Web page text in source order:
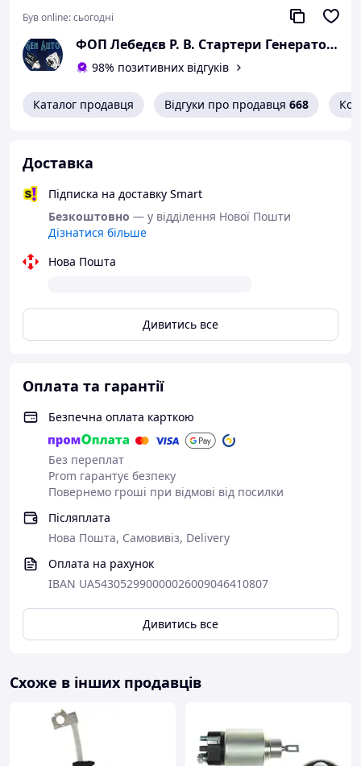
ID, Діаметр внутрішній: 12
OD, Діаметр зовнішній: 25.35
R, Напрямок обертання: CR
OD, Діаметр загальний: 53.5
Оригінальний номер бензокса:
9001140317 BOSCH
9003336293 BOSCH
54-9158 WAI
1.01.0631.0 ZEN
Бендикс встановлюється на стартера:
0001218005 BOSCH
0001218008 BOSCH
0001218013 BOSCH
0001218017 BOSCH
0001218018 BOSCH
0001218025 BOSCH
0001218100 BOSCH
0001218107 BOSCH
0001218111 BOSCH
0001218112 BOSCH
0001218113 BOSCH
0001218114 BOSCH
0001218115 BOSCH
0001218120 BOSCH
0001218121 BOSCH
0001218130 BOSCH
0001218131 BOSCH
0001218133 BOSCH
0001218141 BOSCH
0001218147 BOSCH
0001218711 BOSCH
0001218712 BOSCH
0001218715 BOSCH
Був online:сьогодні
ФОП Лебедєв Р. В. Стартери Генератори Комплектуючі.
98% позитивних відгуків
Каталог продавця Відгуки про продавця 668
Доставка
Підписка на доставку Smart
Безкоштовно — у відділення Нової Пошти
Дізнатися більше
Нова Пошта
Дивитись все
Оплата та гарантії
Безпечна оплата карткою
Без переплат
Prom гарантує безпеку
Повернемо гроші при відмові від посилки
Післяплата
Нова Пошта, Самовивіз, Delivery
Оплата на рахунок
IBAN UA543052990000026009046410807
Дивитись все
Схоже в інших продавців